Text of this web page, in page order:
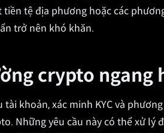
tiền tệ địa phương hoặc các
trở nên khó khăn.
crypto ngang
tài khoản, xác minh KYC và
Những yêu cầu này có thể xử